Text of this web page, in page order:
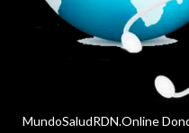
MundoSaludRDN.Online